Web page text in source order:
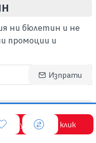
Купи с един клик
ни бюлетин и не
промоции и
Изпрати
©